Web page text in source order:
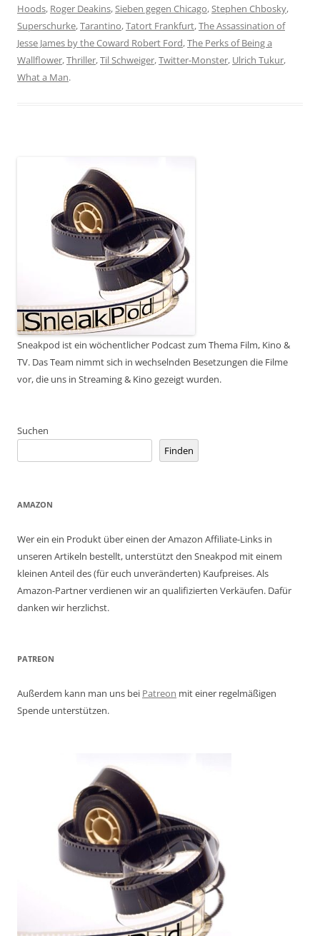
Hoods, Roger Deakins,Sieben gegen Chicago,Stephen Chbosky,
Superschurke,Tarantino,Tatort Frankfurt,The Assassination of
Jesse James by the Coward Robert Ford,The Perks of Being a
Wallflower,Thriller,Til Schweiger,Twitter-Monster, Ulrich Tukur,
What a Man.
Sneakpod ist ein wöchentlicher Podcast zum Thema Film, Kino &
TV. Das Team nimmt sich in wechselnden Besetzungen die Filme
vor, die uns in Streaming & Kino gezeigt wurden.
Suchen
Finden
AMAZON
Wer ein ein Produkt über einen der Amazon Affiliate-Links in
unseren Artikeln bestellt, unterstützt den Sneakpod mit einem
kleinen Anteil des (für euch unveränderten) Kaufpreises. Als
Amazon-Partner verdienen wir an qualifizierten Verkäufen. Dafür
danken wir herzlichst.
PATREON
Außerdem kann man uns bei Patreon mit einer regelmäßigen
Spende unterstützen.